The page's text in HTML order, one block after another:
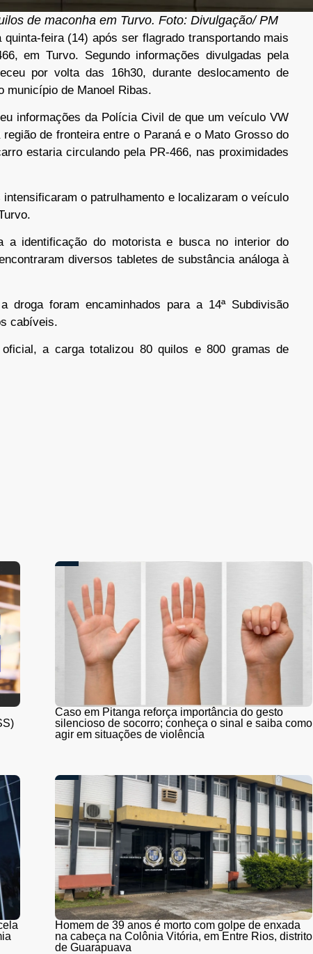
de maconha em Turvo. Foto: Divulgação/ PM
feira (14) após ser flagrado transportando mais
em Turvo. Segundo informações divulgadas pela
por volta das 16h30, durante deslocamento de
município de Manoel Ribas.
informações da Polícia Civil de que um veículo VW
de fronteira entre o Paraná e o Mato Grosso do
estaria circulando pela PR-466, nas proximidades
o patrulhamento e localizaram o veículo
a identificação do motorista e busca no interior do
diversos tabletes de substância análoga à
droga foram encaminhados para a 14ª Subdivisão
cabíveis.
a carga totalizou 80 quilos e 800 gramas de
Caso em Pitanga reforça importância do gesto
silencioso de socorro; conheça o sinal e saiba como
agir em situações de violência
Homem de 39 anos é morto com golpe de enxada
na cabeça na Colônia Vitória, em Entre Rios, distrito
de Guarapuava